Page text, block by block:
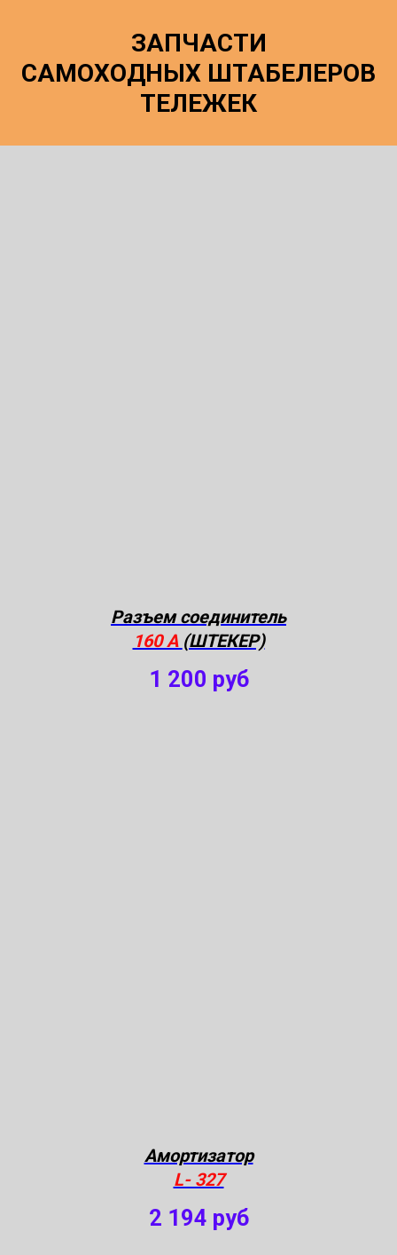
ЗАПЧАСТИ
САМОХОДНЫХ ШТАБЕЛЕРОВ
ТЕЛЕЖЕК
Разъем соединитель
160 А (ШТЕКЕР)
1 200 руб
Амортизатор
L- 327
2 194 руб